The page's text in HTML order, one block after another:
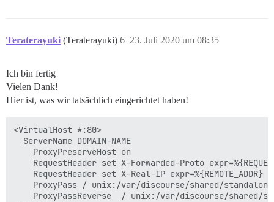
Teraterayuki (Teraterayuki) 23. Juli 2020 um 08:35
6
Ich bin fertig
Vielen Dank!
Hier ist, was wir tatsächlich eingerichtet haben!
<VirtualHost *:80>
  ServerName DOMAIN-NAME
    ProxyPreserveHost on
RequestHeader set X-Forwarded-Proto
    RequestHeader set X-Real-IP expr=%{REMOTE_ADDR}
ProxyPass / unix:/var/discourse/shared/
ProxyPassReverse  / unix:/var/discourse/shared/